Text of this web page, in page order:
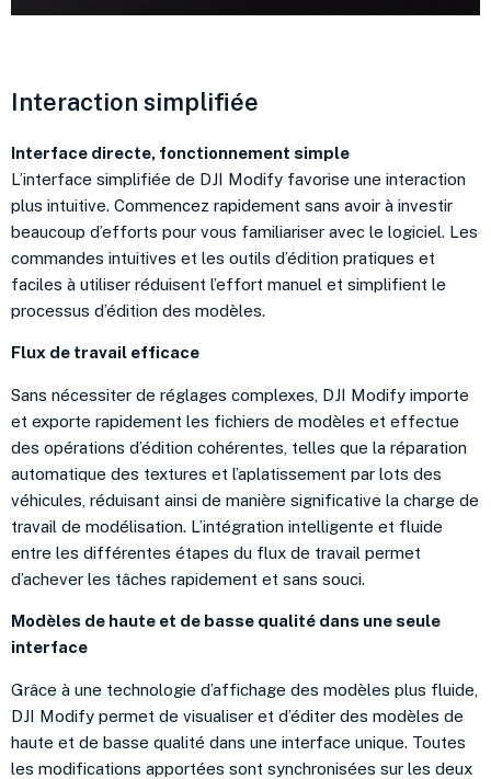
Interaction simplifiée
Interface directe, fonctionnement simple
L’interface simplifiée de DJI Modify favorise une interaction
plus intuitive. Commencez rapidement sans avoir à investir
beaucoup d’efforts pour vous familiariser avec le logiciel. Les
commandes intuitives et les outils d’édition pratiques et
faciles à utiliser réduisent l’effort manuel et simplifient le
processus d’édition des modèles.
Flux de travail efficace
Sans nécessiter de réglages complexes, DJI Modify importe
et exporte rapidement les fichiers de modèles et effectue
des opérations d’édition cohérentes, telles que la réparation
automatique des textures et l’aplatissement par lots des
véhicules, réduisant ainsi de manière significative la charge de
travail de modélisation. L’intégration intelligente et fluide
entre les différentes étapes du flux de travail permet
d’achever les tâches rapidement et sans souci.
Modèles de haute et de basse qualité dans une seule
interface
Grâce à une technologie d’affichage des modèles plus fluide,
DJI Modify permet de visualiser et d’éditer des modèles de
haute et de basse qualité dans une interface unique. Toutes
les modifications apportées sont synchronisées sur les deux